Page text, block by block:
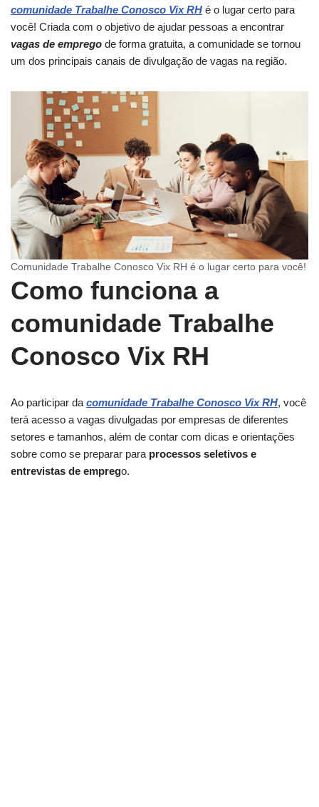
comunidade Trabalhe Conosco Vix RH é o lugar certo para
você! Criada com o objetivo de ajudar pessoas a encontrar
vagas de emprego de forma gratuita, a comunidade se tornou
um dos principais canais de divulgação de vagas na região.
Comunidade Trabalhe Conosco Vix RH é o lugar certo para você!
Como funciona a
comunidade Trabalhe
Conosco Vix RH
Ao participar da comunidade Trabalhe Conosco Vix RH, você
terá acesso a vagas divulgadas por empresas de diferentes
setores e tamanhos, além de contar com dicas e orientações
sobre como se preparar para processos seletivos e
entrevistas de emprego.